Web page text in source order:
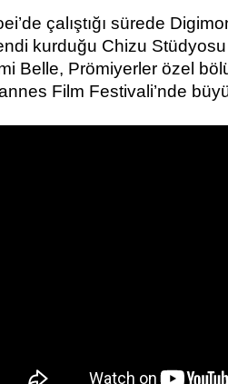
çalıştığı sürede
kurduğu Chizu
Belle, Prömiyerler özel
Film Festivali’nde